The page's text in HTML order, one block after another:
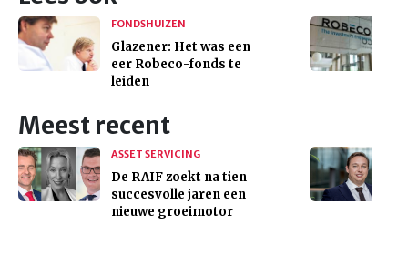
FONDSHUIZEN
Glazener: Het was een
eer Robeco-fonds te
leiden
Meest recent
ASSET SERVICING
De RAIF zoekt na tien
succesvolle jaren een
nieuwe groeimotor